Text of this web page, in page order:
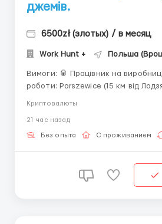
джемів.
6500zł (злотых) / в месяц
Work Hunt + Польша
Вимоги: 🥫 Працівник на виробництві джемів 📍 Місце
роботи: Porszewice (15 км від
Криптовалюты
21 час назад
Без опыта С проживанием